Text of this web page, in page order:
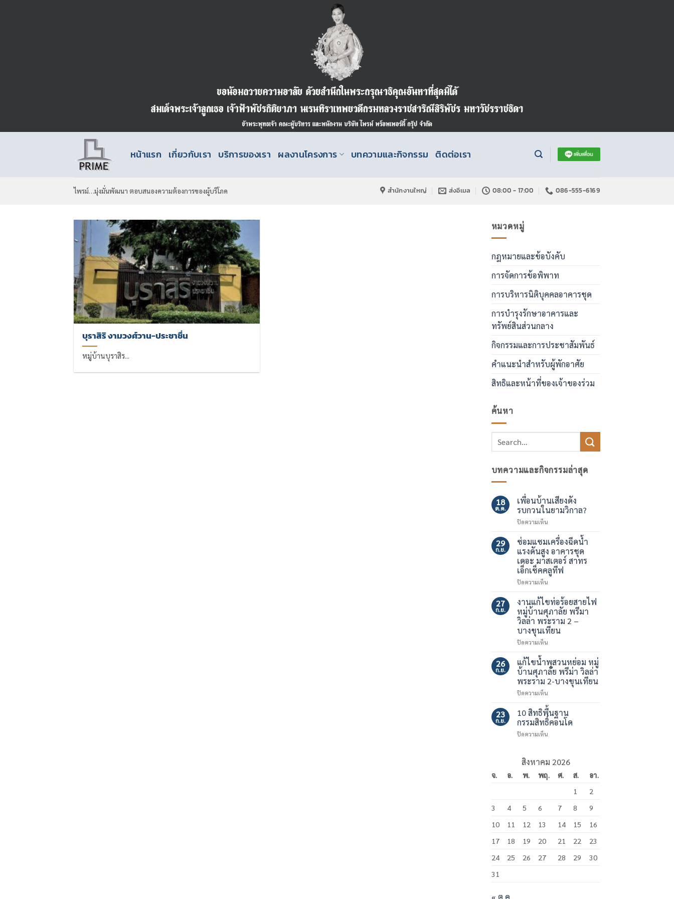
หน้าแรก เกี่ยวกับเรา บริการของเรา ผลงานโครงการ บทความและกิจกรรม ติดต่อเรา
ไพรม์…มุ่งมั่นพัฒนา ตอบสนองความต้องการของผู้บริโภค สำนักงานใหญ่ ส่งอีเมล 08:00 - 17:00 086-555-6169
บุราสิริ งามวงศ์วาน-ประชาชื่น
หมู่บ้านบุราสิร...
หมวดหมู่
กฎหมายและข้อบังคับ
การจัดการข้อพิพาท
การบริหารนิติบุคคลอาคารชุด
การบำรุงรักษาอาคารและ
ทรัพย์สินส่วนกลาง
กิจกรรมและการประชาสัมพันธ์
คำแนะนำสำหรับผู้พักอาศัย
สิทธิและหน้าที่ของเจ้าของร่วม
ค้นหา
บทความและกิจกรรมล่าสุด
18
ต.ค.
เพื่อนบ้านเสียงดัง
รบกวนในยามวิกาล?
ปิดความเห็นบน
บ้าน
เสียง
ดัง
รบกวน
ใน
ยาม
29
ก.ย.
ซ่อมแซมเครื่องฉีดน้ำ
แรงดันสูง อาคารชุด
เดอะ มาสเตอร์ สาทร
เอ็กเซ็คคลูทีฟ
ปิดความเห็นบน
เครื่อง
ฉีด
น้ำ
แรง
ดัน
สูง
ชุด
เดอะ
มาสเตอร์
สาทร
เอ็ก
ทีฟ
27
ก.ย.
งานแก้ไขท่อร้อยสายไฟ
หมู่บ้านศุภาลัย พรีมา
วิลล่า พระราม 2 –
บางขุนเทียน
ปิดความเห็นบน
แก้ไข
ท่อ
ร้อย
สาย
ไฟ
บ้าน
ศุภ
าลัย
พรี
พระราม
–
26
ก.ย.
แก้ไขน้ำพุสวนหย่อม หมู่
บ้านศุภาลัย พรีม่า วิลล่า
พระราม 2-บางขุนเทียน
ปิดความเห็นบน
น้ำพุ
สวน
หย่อม
หมู่
าลัย
วิลล่า
23
ก.ย.
10 สิทธิพื้นฐาน
กรรมสิทธิ์คอนโด
ปิดความเห็นบน
พื้น
กรรมสิทธิ์
สิงหาคม 2026
จ. อ. พ. พฤ. ศ. ส.
อา.
1
2
3
4 5 6 7 8
9
10
11 12 13 14 15
16
17
18 19 20 21 22
23
24
25 26 27 28 29
30
31
« ต.ค.